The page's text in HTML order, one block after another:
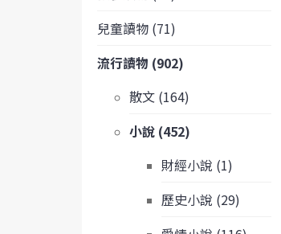
兒童讀物 (71)
流行讀物 (902)
散文 (164)
小說 (452)
財經小說 (1)
歷史小說 (29)